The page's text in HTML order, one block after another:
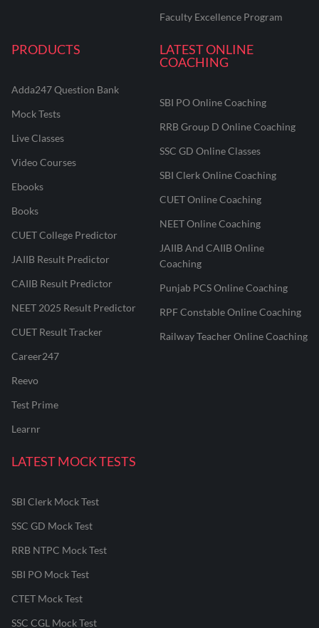
Faculty Excellence Program
PRODUCTS
Adda247 Question Bank
Mock Tests
Live Classes
Video Courses
Ebooks
Books
CUET College Predictor
JAIIB Result Predictor
CAIIB Result Predictor
NEET 2025 Result Predictor
CUET Result Tracker
Career247
Reevo
Test Prime
Learnr
LATEST ONLINE
COACHING
SBI PO Online Coaching
RRB Group D Online Coaching
SSC GD Online Classes
SBI Clerk Online Coaching
CUET Online Coaching
NEET Online Coaching
JAIIB And CAIIB Online
Coaching
Punjab PCS Online Coaching
RPF Constable Online Coaching
Railway Teacher Online Coaching
LATEST MOCK TESTS
SBI Clerk Mock Test
SSC GD Mock Test
RRB NTPC Mock Test
SBI PO Mock Test
CTET Mock Test
SSC CGL Mock Test